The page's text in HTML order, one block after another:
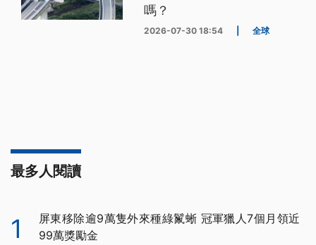
嗎？
2026-07-30 18:54 全球
最多人閱讀
1
屏東移除逾9萬隻外來種綠鬣蜥 冠軍獵人7個月領近
99萬獎勵金